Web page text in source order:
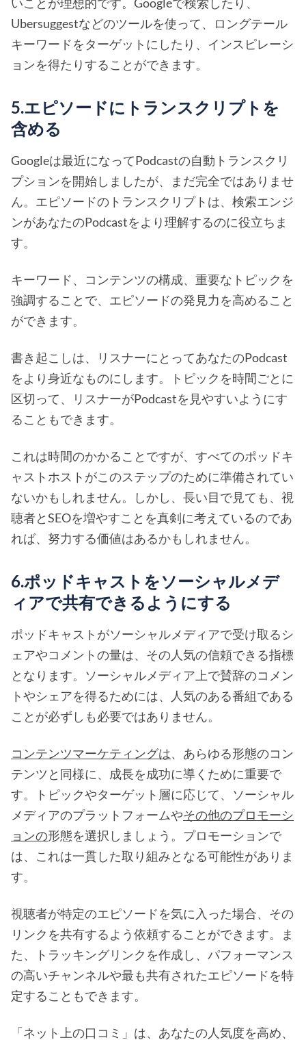
Ubersuggestなどのツールを使って、ロングテール
キーワードをターゲットにしたり、インスピレーシ
ョンを得たりすることができます。
5.エピソードにトランスクリプトを
含める
Googleは最近になってPodcastの自動トランスクリ
プションを開始しましたが、まだ完全ではありませ
ん。エピソードのトランスクリプトは、検索エンジ
ンがあなたのPodcastをより理解するのに役立ちま
す。
キーワード、コンテンツの構成、重要なトピックを
強調することで、エピソードの発見力を高めること
ができます。
書き起こしは、リスナーにとってあなたのPodcast
をより身近なものにします。トピックを時間ごとに
区切って、リスナーがPodcastを見やすいようにす
ることもできます。
これは時間のかかることですが、すべてのポッドキ
ャストホストがこのステップのために準備されてい
ないかもしれません。しかし、長い目で見ても、視
聴者とSEOを増やすことを真剣に考えているのであ
れば、努力する価値はあるかもしれません。
6.ポッドキャストをソーシャルメデ
ィアで共有できるようにする
ポッドキャストがソーシャルメディアで受け取るシ
ェアやコメントの量は、その人気の信頼できる指標
となります。ソーシャルメディア上で賛辞のコメン
トやシェアを得るためには、人気のある番組である
ことが必ずしも必要ではありません。
コンテンツマーケティングは、あらゆる形態のコン
テンツと同様に、成長を成功に導くために重要で
す。トピックやターゲット層に応じて、ソーシャル
メディアのプラットフォームやその他のプロモーシ
ョンの形態を選択しましょう。プロモーションで
は、これは一貫した取り組みとなる可能性がありま
す。
視聴者が特定のエピソードを気に入った場合、その
リンクを共有するよう依頼することができます。ま
た、トラッキングリンクを作成し、パフォーマンス
の高いチャンネルや最も共有されたエピソードを特
定することもできます。
「ネット上の口コミ」は、あなたの人気度を高め、